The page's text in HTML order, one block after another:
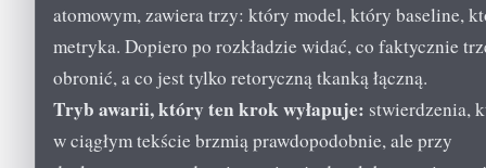
atomowym, zawiera trzy: który model, który baseline,
metryka. Dopiero po rozkładzie widać, co faktycznie
obronić, a co jest tylko retoryczną tkanką łączną.
Tryb awarii, który ten krok wyłapuje: stwierdzenia,
w ciągłym tekście brzmią prawdopodobnie, ale przy